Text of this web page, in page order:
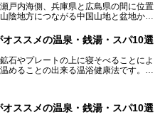
の旅を楽しんでくださいね。
戸内海側、兵庫県と広島県の間に位置
陰地方につながる中国山地と盆地から
ぶ瀬戸内海に面した南部に分けられま
量が少ない「晴れの国」で、モモやブ
盛んなうえ、その品質の高さは全国的
県で評判のスーパー銭湯をご紹介しま
オススメの温泉・銭湯・スパ10選
石やプレートの上に寝そべることによ
めることの出来る温浴健康法です。じ
パ10ヶ所を紹介させていただきま
オススメの温泉・銭湯・スパ10選